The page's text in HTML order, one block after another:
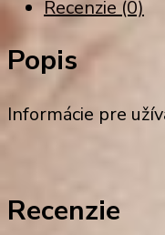
Recenzie (0)
Popis
Informácie pre
Recenzie